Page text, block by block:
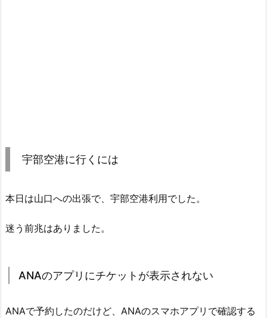
宇部空港に行くには
本日は山口への出張で、宇部空港利用でした。
迷う前兆はありました。
ANAのアプリにチケットが表示されない
ANAで予約したのだけど、ANAのスマホアプリで確認する